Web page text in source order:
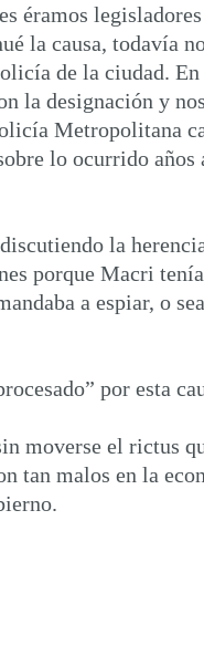
la causa, todavía
de la ciudad.
la designación y
Metropolitana
lo ocurrido
la
porque Macri
a espiar, o
por esta
moverse el rictus
tan malos en la